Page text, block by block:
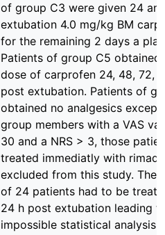
of group C3 were given 24
extubation 4.0 mg/kg BM
for the remaining 2 days a
Patients of group C5 obtained
dose of carprofen 24, 48, 72,
post extubation. Patients of
obtained no analgesics
group members with a VAS
30 and a NRS > 3, those
treated immediatly with
excluded from this study.
of 24 patients had to be
24 h post extubation leading
impossible statistical analysis